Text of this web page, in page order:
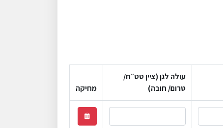
עולה לגן (ציין טט״ח/
טרום/ חובה)
מחיקה
מחיקה